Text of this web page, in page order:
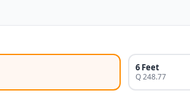
6 Feet
Q 248.77